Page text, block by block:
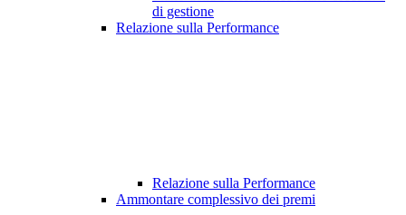
di gestione
Relazione sulla Performance
Relazione sulla Performance
Ammontare complessivo dei premi